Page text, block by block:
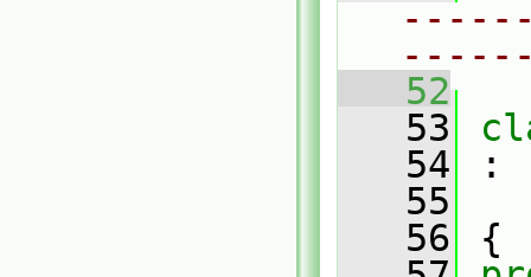
   52
   53
   54
:
   55
   56
{